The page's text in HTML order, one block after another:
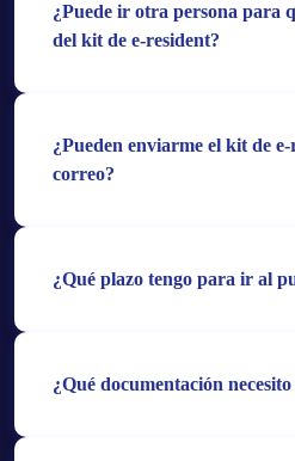
¿Puede ir otra persona para
del kit de e-resident?
¿Pueden enviarme el kit de
correo?
¿Qué plazo tengo para ir al
¿Qué documentación